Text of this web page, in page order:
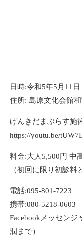
日時:令和5年5月11
住所: 島原文化会館
げんきだまぶらす施
https://youtu.be/
料金:大人5,500円 中
（初回に限り初診料
電話:095-801-7223
携帯:080-5218-0603
Facebookメッセン
潤まで）